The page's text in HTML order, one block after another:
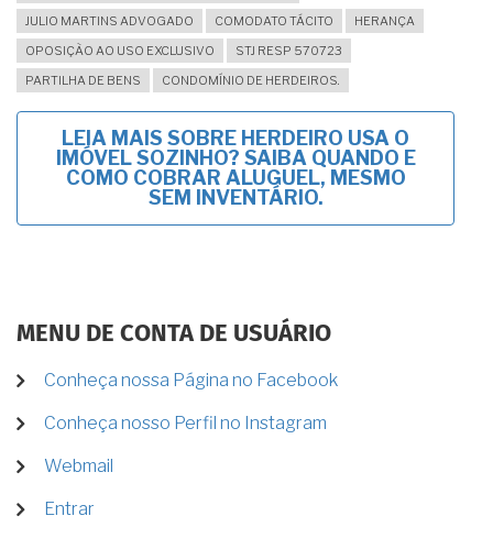
JULIO MARTINS ADVOGADO
COMODATO TÁCITO
HERANÇA
OPOSIÇÃO AO USO EXCLUSIVO
STJ RESP 570723
PARTILHA DE BENS
CONDOMÍNIO DE HERDEIROS.
LEIA MAIS SOBRE HERDEIRO USA O
IMÓVEL SOZINHO? SAIBA QUANDO E
COMO COBRAR ALUGUEL, MESMO
SEM INVENTÁRIO.
MENU DE CONTA DE USUÁRIO
Conheça nossa Página no Facebook
Conheça nosso Perfil no Instagram
Webmail
Entrar